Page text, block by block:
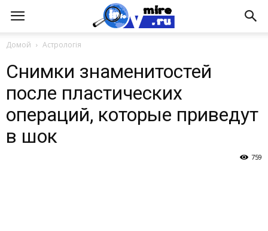
Домой Астрологія
Снимки знаменитостей
после пластических
операций, которые приведут
в шок
759